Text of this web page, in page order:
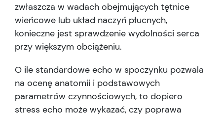
zwłaszcza w wadach obejmujących tętnice
wieńcowe lub układ naczyń płucnych,
konieczne jest sprawdzenie wydolności serca
przy większym obciążeniu.
O ile standardowe echo w spoczynku pozwala
na ocenę anatomii i podstawowych
parametrów czynnościowych, to dopiero
stress echo może wykazać, czy poprawa